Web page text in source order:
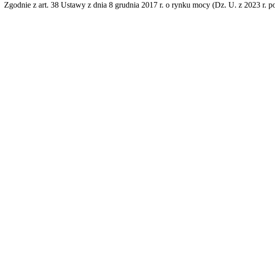
Zgodnie z art. 38 Ustawy z dnia 8 grudnia 2017 r. o rynku mocy (Dz. U. z 2023 r.